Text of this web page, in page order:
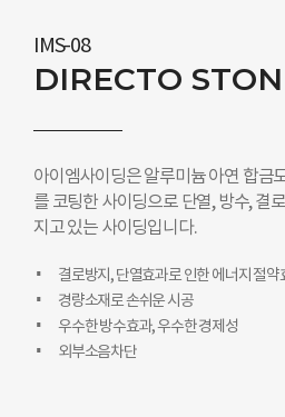
IMS-08
DIRECTO
아이엠사이딩은 알루미늄 아연 합금
를 코팅한 사이딩으로 단열, 방수, 결
지고 있는 사이딩입니다.
결로방지, 단열효과로 인한 에너지 절약
경량소재로 손쉬운 시공
우수한 방수효과, 우수한 경제성
외부소음차단